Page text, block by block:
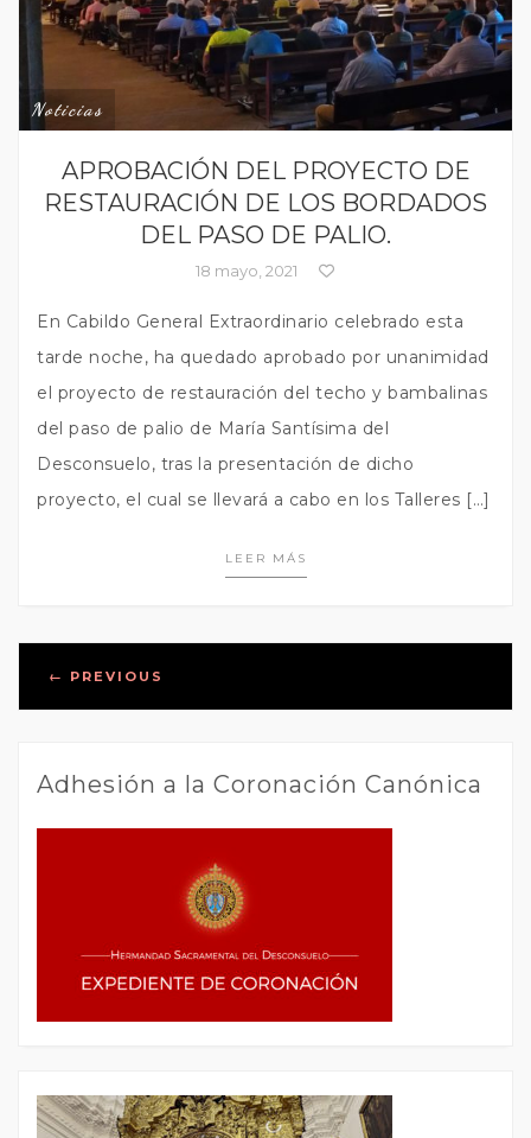
Noticias
APROBACIÓN DEL PROYECTO DE
RESTAURACIÓN DE LOS BORDADOS
DEL PASO DE PALIO.
18 mayo, 2021
En Cabildo General Extraordinario celebrado esta
tarde noche, ha quedado aprobado por unanimidad
el proyecto de restauración del techo y bambalinas
del paso de palio de María Santísima del
Desconsuelo, tras la presentación de dicho
proyecto, el cual se llevará a cabo en los Talleres […]
LEER MÁS
Posts
navigation
← PREVIOUS
Adhesión a la Coronación Canónica